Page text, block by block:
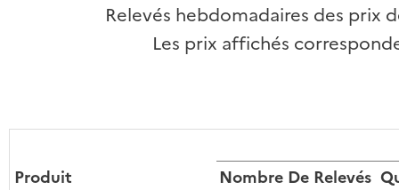
Relevés hebdomadaires des prix
Les prix affichés
Produit Nombre De Relevés